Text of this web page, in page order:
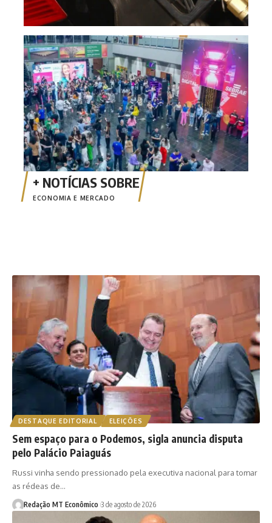
ECONOMIA E MERCADO
DESTAQUE EDITORIAL ELEIÇÕES
Sem espaço para o Podemos, sigla anuncia disputa
pelo Palácio Paiaguás
Russi vinha sendo pressionado pela executiva nacional para tomar
as rédeas de…
Redação MT Econômico 3 de agosto de 2026